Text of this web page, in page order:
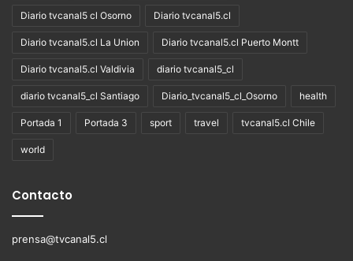
Diario tvcanal5 cl Osorno Diario tvcanal5.cl
Diario tvcanal5.cl La Union Diario tvcanal5.cl Puerto Montt
Diario tvcanal5.cl Valdivia diario tvcanal5_cl
diario tvcanal5_cl Santiago Diario_tvcanal5_cl_Osorno health
Portada 1 Portada 3 sport travel tvcanal5.cl Chile
world
Contacto
prensa@tvcanal5.cl